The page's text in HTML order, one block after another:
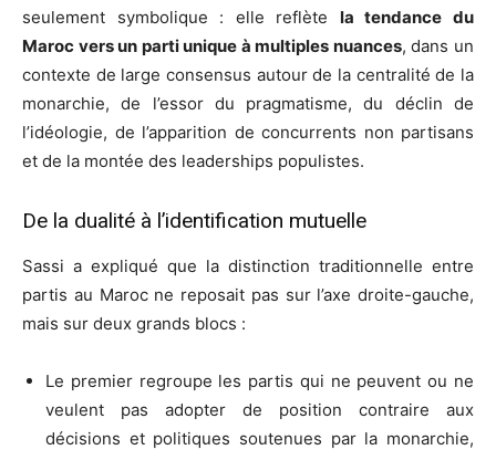
seulement symbolique : elle reflète la tendance du
Maroc vers un parti unique à multiples nuances, dans un
contexte de large consensus autour de la centralité de la
monarchie, de l’essor du pragmatisme, du déclin de
l’idéologie, de l’apparition de concurrents non partisans
et de la montée des leaderships populistes.
De la dualité à l’identification mutuelle
Sassi a expliqué que la distinction traditionnelle entre
partis au Maroc ne reposait pas sur l’axe droite-gauche,
mais sur deux grands blocs :
Le premier regroupe les partis qui ne peuvent ou ne
veulent pas adopter de position contraire aux
décisions et politiques soutenues par la monarchie,